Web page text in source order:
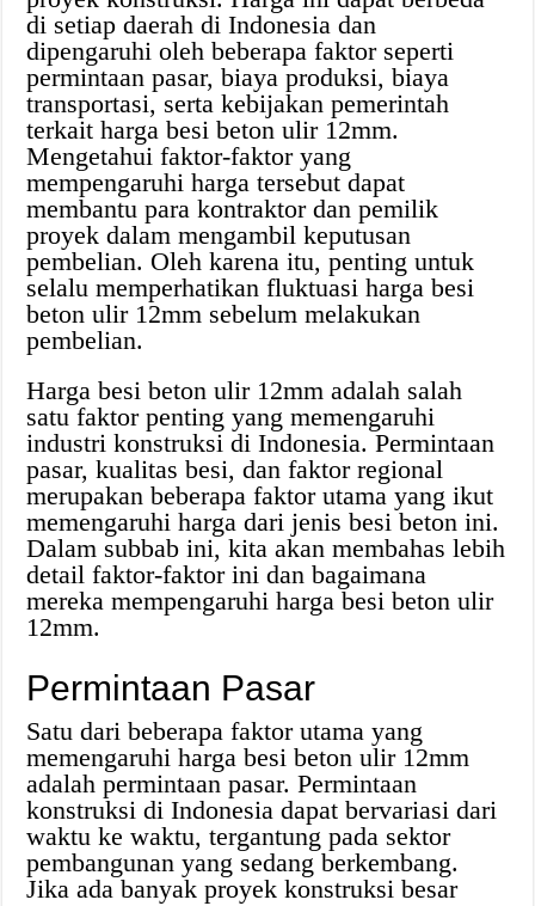
di setiap daerah di Indonesia dan
dipengaruhi oleh beberapa faktor seperti
permintaan pasar, biaya produksi, biaya
transportasi, serta kebijakan pemerintah
terkait harga besi beton ulir 12mm.
Mengetahui faktor-faktor yang
mempengaruhi harga tersebut dapat
membantu para kontraktor dan pemilik
proyek dalam mengambil keputusan
pembelian. Oleh karena itu, penting untuk
selalu memperhatikan fluktuasi harga besi
beton ulir 12mm sebelum melakukan
pembelian.
Harga besi beton ulir 12mm adalah salah
satu faktor penting yang memengaruhi
industri konstruksi di Indonesia. Permintaan
pasar, kualitas besi, dan faktor regional
merupakan beberapa faktor utama yang ikut
memengaruhi harga dari jenis besi beton ini.
Dalam subbab ini, kita akan membahas lebih
detail faktor-faktor ini dan bagaimana
mereka mempengaruhi harga besi beton ulir
12mm.
Permintaan Pasar
Satu dari beberapa faktor utama yang
memengaruhi harga besi beton ulir 12mm
adalah permintaan pasar. Permintaan
konstruksi di Indonesia dapat bervariasi dari
waktu ke waktu, tergantung pada sektor
pembangunan yang sedang berkembang.
Jika ada banyak proyek konstruksi besar